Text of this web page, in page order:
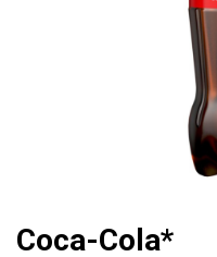
Coca-Cola*